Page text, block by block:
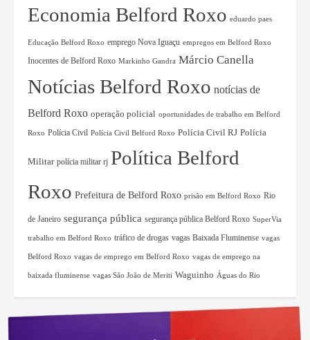
Economia Belford Roxo eduardo paes
Educação Belford Roxo emprego Nova Iguaçu empregos em Belford Roxo
Inocentes de Belford Roxo Markinho Gandra Márcio Canella
Notícias Belford Roxo notícias de
Belford Roxo operação policial oportunidades de trabalho em Belford
Roxo Polícia Civil Polícia Civil Belford Roxo Polícia Civil RJ Polícia
Militar polícia militar rj Política Belford
Roxo Prefeitura de Belford Roxo prisão em Belford Roxo Rio
de Janeiro segurança pública segurança pública Belford Roxo SuperVia
trabalho em Belford Roxo tráfico de drogas vagas Baixada Fluminense vagas
Belford Roxo vagas de emprego em Belford Roxo vagas de emprego na
baixada fluminense vagas São João de Meriti Waguinho Águas do Rio